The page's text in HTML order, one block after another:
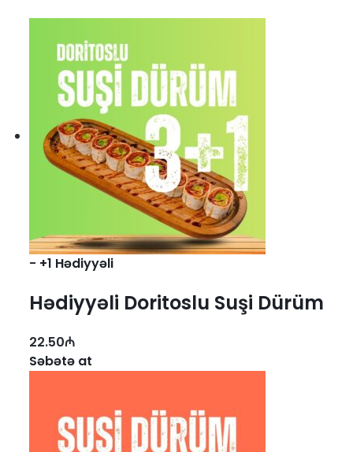
- +1 Hədiyyəli
Hədiyyəli Doritoslu Suşi Dürüm
3+1 (8 roll)
22.50₼
Səbətə at